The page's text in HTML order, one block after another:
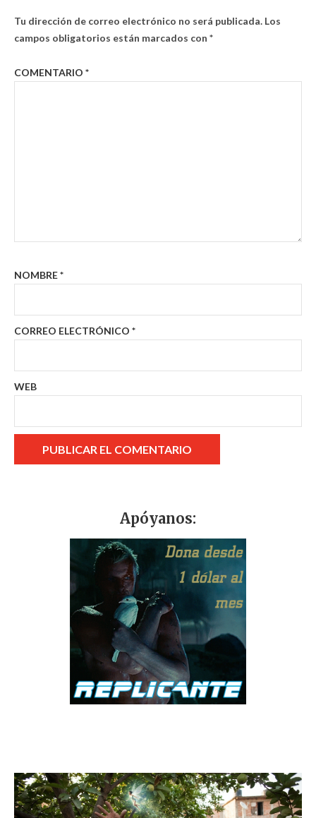
Tu dirección de correo electrónico no será publicada. Los
campos obligatorios están marcados con *
COMENTARIO *
NOMBRE*
CORREO ELECTRÓNICO *
WEB
Apóyanos: